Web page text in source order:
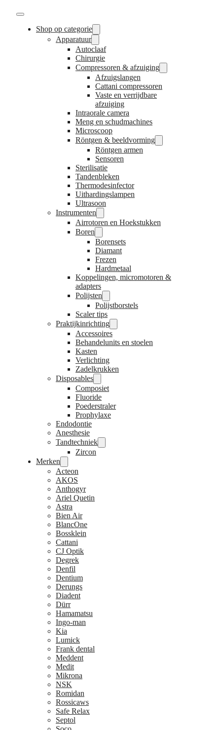
Shop op categorie
Apparatuur
Autoclaaf
Chirurgie
Compressoren & afzuiging
Afzuigslangen
Cattani compressoren
Vaste en verrijdbare
afzuiging
Intraorale camera
Meng en schudmachines
Microscoop
Röntgen & beeldvorming
Röntgen armen
Sensoren
Sterilisatie
Tandenbleken
Thermodesinfector
Uithardingslampen
Ultrasoon
Instrumenten
Airrotoren en Hoekstukken
Boren
Borensets
Diamant
Frezen
Hardmetaal
Koppelingen, micromotoren &
adapters
Polijsten
Polijstborstels
Scaler tips
Praktijkinrichting
Accessoires
Behandelunits en stoelen
Kasten
Verlichting
Zadelkrukken
Disposables
Composiet
Fluoride
Poederstraler
Prophylaxe
Endodontie
Anesthesie
Tandtechniek
Zircon
Merken
Acteon
AKOS
Anthogyr
Ariel Quetin
Astra
Bien Air
BlancOne
Bossklein
Cattani
CJ Optik
Degrek
Denfil
Dentium
Derungs
Diadent
Dürr
Hamamatsu
Ingo-man
Kia
Lumick
Frank dental
Meddent
Medit
Mikrona
NSK
Romidan
Rossicaws
Safe Relax
Septol